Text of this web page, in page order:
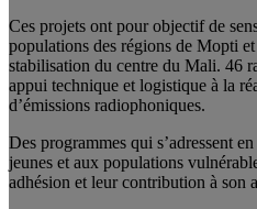
Ces projets ont pour objectif de
populations des régions de Mopti
stabilisation du centre du Mali. 46
appui technique et logistique à la
d’émissions radiophoniques.
Des programmes qui s’adressent
jeunes et aux populations
adhésion et leur contribution à son